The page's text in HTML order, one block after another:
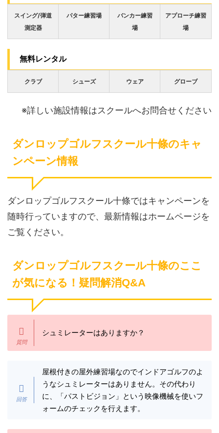
スイング/弾道
測定器
パター練習場
バンカー練習
場
アプローチ練習
場
無料レンタル
クラブ シューズ ウェア グローブ
※詳しい施設情報はスクールへお問合せください
ダンロップゴルフスクール十條のキャ
ンペーン情報
ダンロップゴルフスクール十條ではキャンペーンを
随時行っていますので、最新情報はホームページを
ご覧ください。
ダンロップゴルフスクール十條のここ
が気になる！疑問解消Q&A
シュミレーターはありますか？
屋根付きの屋外練習場なのでインドアゴルフのよ
うなシュミレーターはありません。その代わり
に、「パストビジョン」という映像機械を使いフ
ォームのチェックを行えます。